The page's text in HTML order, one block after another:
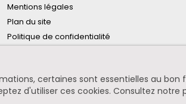
Mentions légales
Plan du site
Politique de confidentialité
certaines sont essentielles au
d'utiliser ces cookies. Consultez notre